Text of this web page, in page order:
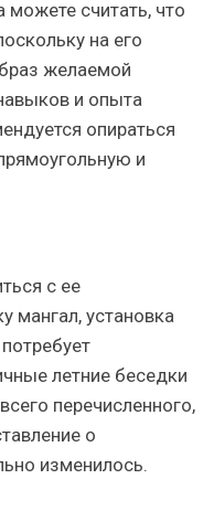
можете считать, что
на его
желаемой
и опыта
опираться
и
с ее
мангал, установка
летние беседки
перечисленного,
о
изменилось.